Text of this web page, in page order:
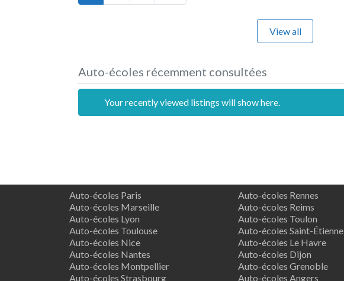
View all
Auto-écoles récemment consultées
Your recently viewed listings will show here.
Auto-écoles Paris
Auto-écoles Marseille
Auto-écoles Lyon
Auto-écoles Toulouse
Auto-écoles Nice
Auto-écoles Nantes
Auto-écoles Montpellier
Auto-écoles Strasbourg
Auto-écoles Rennes
Auto-écoles Reims
Auto-écoles Toulon
Auto-écoles Saint-Étienne
Auto-écoles Le Havre
Auto-écoles Dijon
Auto-écoles Grenoble
Auto-écoles Angers